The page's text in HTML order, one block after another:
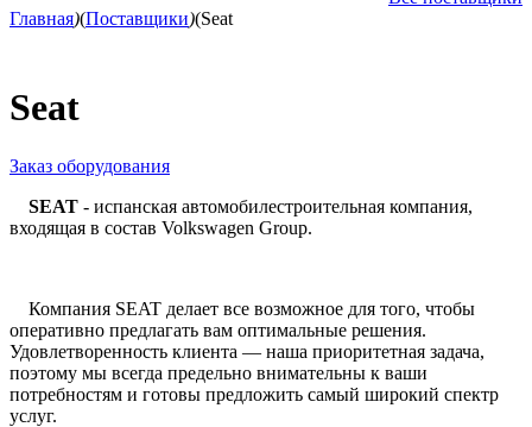
Главная)(Поставщики)(Seat
Seat
Заказ оборудования
SEAT - испанская автомобилестроительная компания,
входящая в состав Volkswagen Group.
Компания SEAT делает все возможное для того, чтобы
оперативно предлагать вам оптимальные решения.
Удовлетворенность клиента — наша приоритетная задача,
поэтому мы всегда предельно внимательны к ваши
потребностям и готовы предложить самый широкий спектр
услуг.